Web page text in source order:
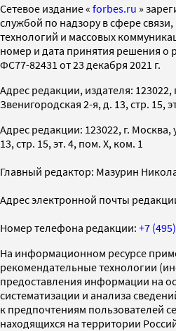
Cетевое издание « forbes.ru »
службой по надзору в сфере
технологий и массовых
номер и дата принятия решения о
ФС77-82431 от 23 декабря 2021 г.
Адрес редакции, издателя: 123022,
Звенигородская 2-я, д. 13, стр. 15,
Адрес редакции: 123022, г. Москва,
13, стр. 15, эт. 4, пом. X, ком. 1
Главный редактор: Мазурин
Адрес электронной почты
Номер телефона редакции: +7
На информационном ресурсе
рекомендательные технологии
предоставления информации на
систематизации и анализа
к предпочтениям пользователей
находящихся на территории